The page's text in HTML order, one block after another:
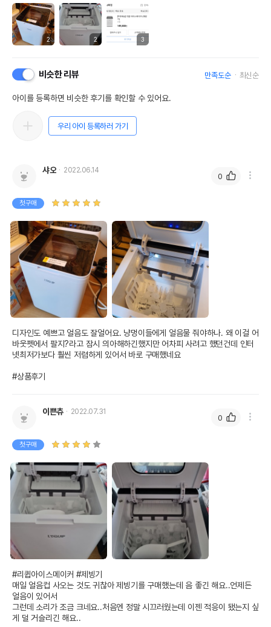
2 2 3
비슷한 리뷰 만족도순 최신순
아이를 등록하면 비슷한 후기를 확인할 수 있어요.
우리 아이 등록하러 가기
샤오 2022.06.14
첫구매
디자인도 예쁘고 얼음도 잘얼어요. 냥멍이들에게 얼음물 줘야하나. 왜 이걸 어
바웃펫에서 팔지?라고 잠시 의아해하긴했지만 어차피 사려고 했던건데 인터
넷최저가보다 훨씬 저렴하게 있어서 바로 구매했네요
#상품후기
0
이쁜츄 2022.07.31
첫구매
#리큅아이스메이커 #제빙기
매일 얼음컵 사오는 것도 귀찮아 제빙기를 구매했는데 음 좋긴 해요..언제든
얼음이 있어서
그런데 소리가 조금 크네요..처음엔 정말 시끄러웠는데 이젠 적응이 됐는지 싶
게 덜 거슬리긴 해요..
0